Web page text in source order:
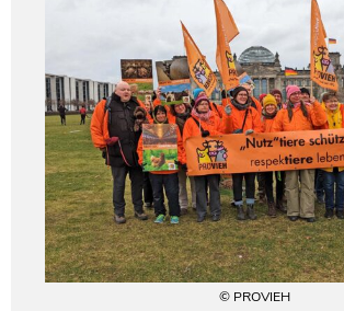
© PROVIEH
Testament und Nachlass
Netzwerk- und Kooperationspartner